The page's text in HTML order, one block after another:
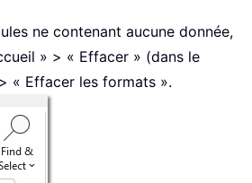
ne contenant aucune donnée,
» > « Effacer » (dans le
« Effacer les formats ».